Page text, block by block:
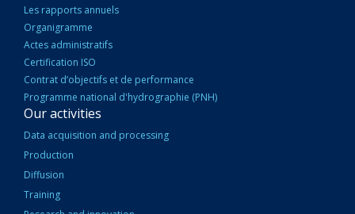
Les rapports annuels
Organigramme
Actes administratifs
Certification ISO
Contrat d’objectifs et de performance
Programme national d'hydrographie (PNH)
Our activities
Data acquisition and processing
Production
Diffusion
Training